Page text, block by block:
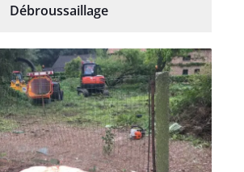
Débroussaillage